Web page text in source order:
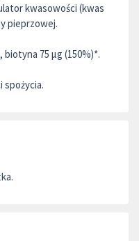
kwasowości (kwas
pieprzowej.
biotyna 75 μg (150%)*.
spożycia.